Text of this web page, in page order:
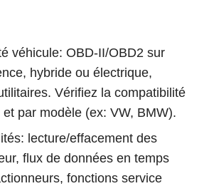
véhicule: OBD-II/OBD2 sur
hybride ou électrique,
Vérifiez la compatibilité
par modèle (ex: VW, BMW).
lecture/effacement des
flux de données en temps
fonctions service